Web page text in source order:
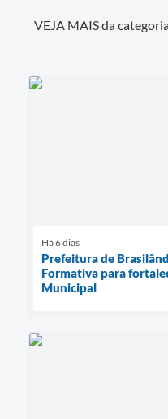
VEJA MAIS da
Há 6 dias
Prefeitura de
Formativa para
Municipal